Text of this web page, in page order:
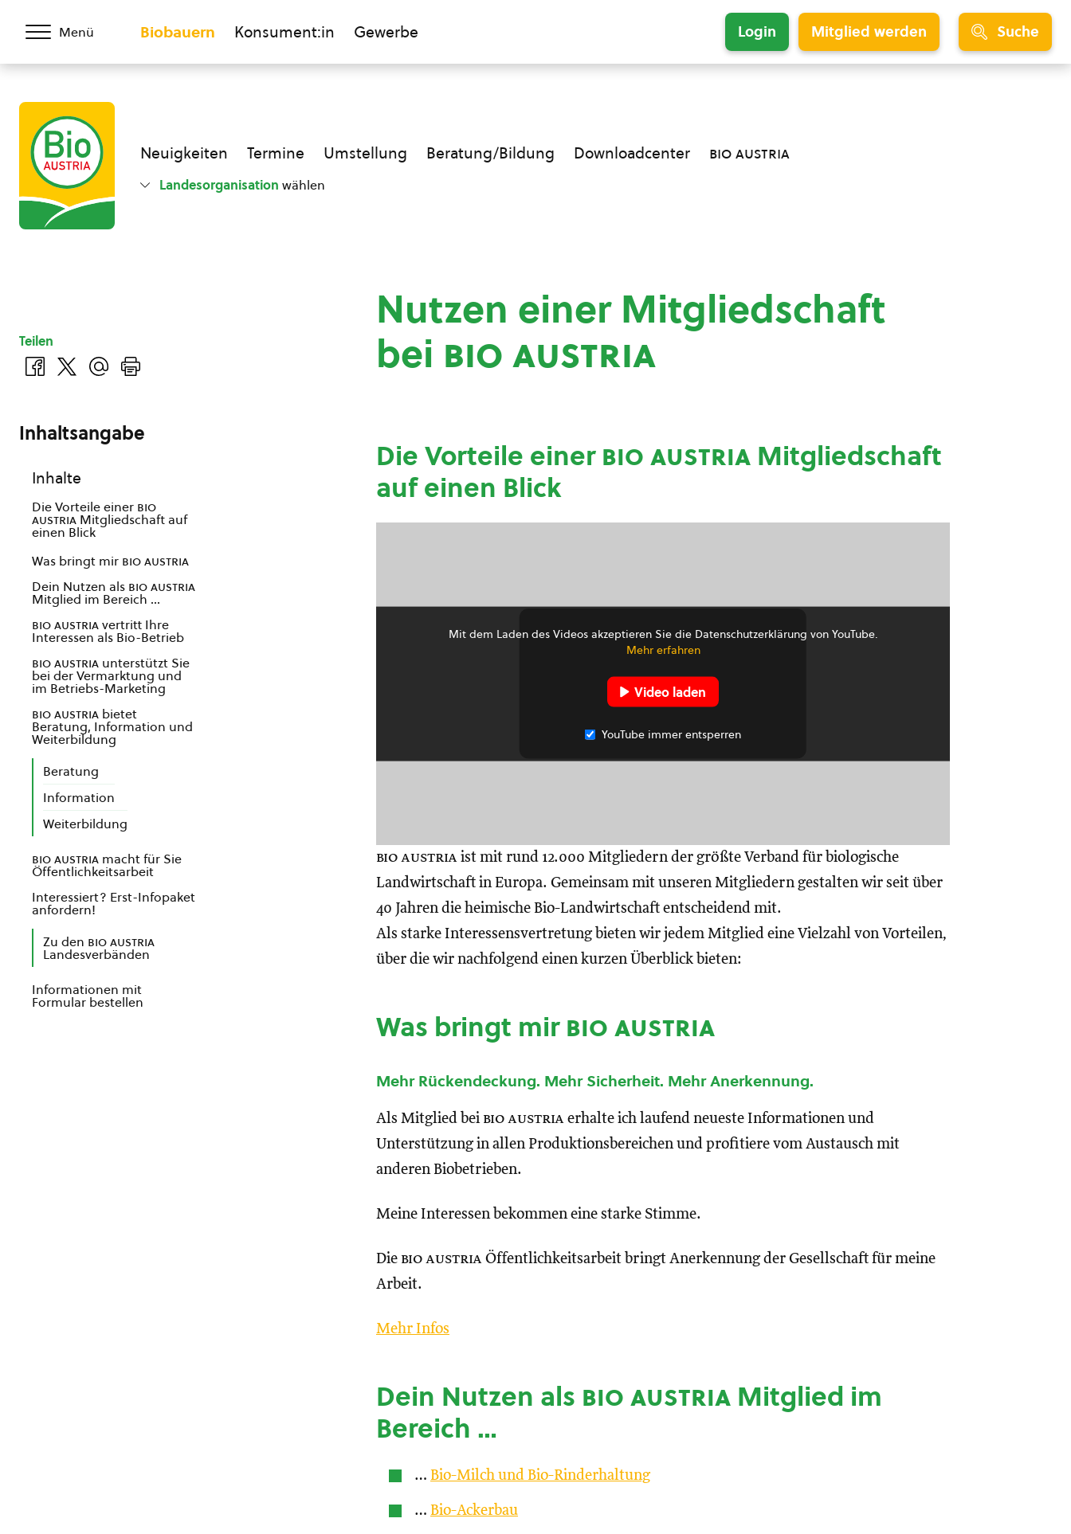
Menü Biobauern Konsument:in Gewerbe Login Mitglied werden Suche
Neuigkeiten Termine Umstellung Beratung/Bildung Downloadcenter bio austria
Landesorganisation wählen
Nutzen einer Mitgliedschaft
bei bio austria
Die Vorteile einerbio austria Mitgliedschaft
auf einen Blick
Mit dem Laden des Videos akzeptieren Sie die Datenschutzerklärung von YouTube.
Mehr erfahren
Video laden
YouTube immer entsperren
bio austria ist mit rund 12.000 Mitgliedern der größte Verband für biologische
Landwirtschaft in Europa. Gemeinsam mit unseren Mitgliedern gestalten wir seit über
40 Jahren die heimische Bio-Landwirtschaft entscheidend mit.
Als starke Interessensvertretung bieten wir jedem Mitglied eine Vielzahl von Vorteilen,
über die wir nachfolgend einen kurzen Überblick bieten:
Was bringt mirbio austria
Mehr Rückendeckung. Mehr Sicherheit. Mehr Anerkennung.
Als Mitglied bei bio austria erhalte ich laufend neueste Informationen und
Unterstützung in allen Produktionsbereichen und profitiere vom Austausch mit
anderen Biobetrieben.
Meine Interessen bekommen eine starke Stimme.
Die bio austria Öffentlichkeitsarbeit bringt Anerkennung der Gesellschaft für meine
Arbeit.
Mehr Infos
Dein Nutzen als bio austria Mitglied im
Bereich …
… Bio-Milch und Bio-Rinderhaltung
… Bio-Ackerbau
Teilen
Inhaltsangabe
Inhalte
Die Vorteile einer bio
austria Mitgliedschaft auf
einen Blick
Was bringt mir bio austria
Dein Nutzen als bio austria
Mitglied im Bereich …
bio austriavertritt Ihre
Interessen als Bio-Betrieb
bio austria unterstützt Sie
bei der Vermarktung und
im Betriebs-Marketing
bio austria bietet
Beratung, Information und
Weiterbildung
Beratung
Information
Weiterbildung
bio austria macht für Sie
Öffentlichkeitsarbeit
Interessiert? Erst-Infopaket
anfordern!
Zu den bio austria
Landesverbänden
Informationen mit
Formular bestellen